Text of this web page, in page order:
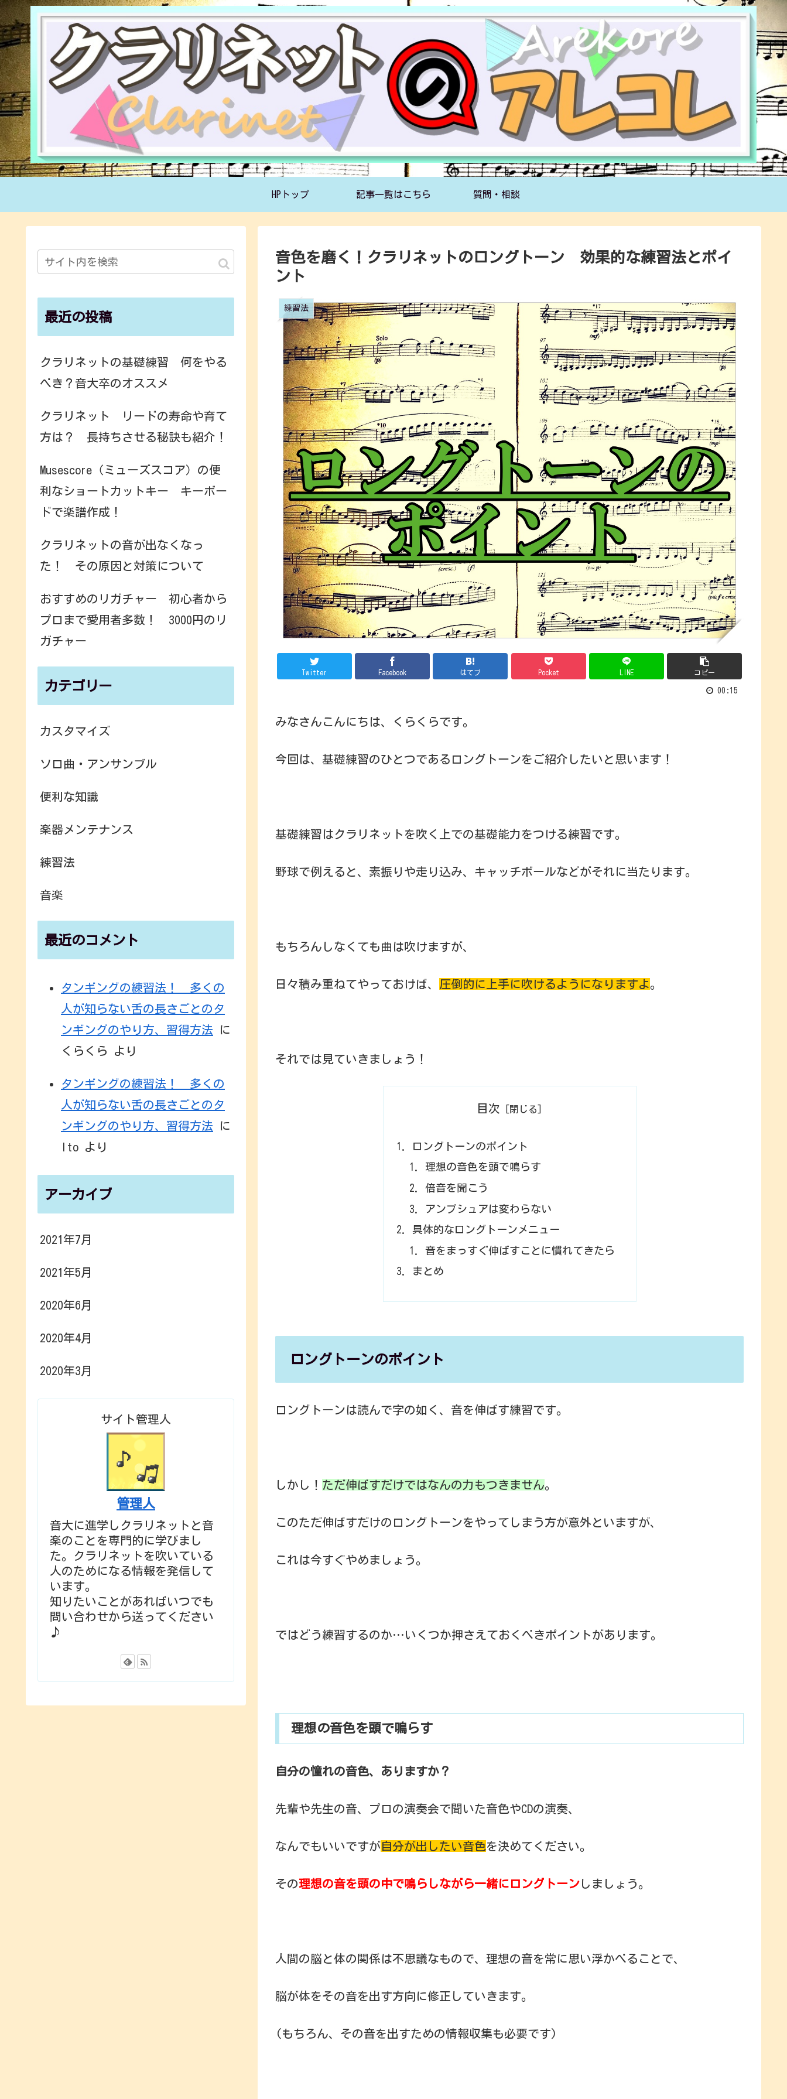
HPトップ 記事一覧はこちら 質問・相談
音色を磨く！クラリネットのロングトーン 効果的な練習法とポイ
ント
練習法
Twitter Facebook はてブ Pocket LINE コピー
00:15
みなさんこんにちは、くらくらです。
今回は、基礎練習のひとつであるロングトーンをご紹介したいと思います！
基礎練習はクラリネットを吹く上での基礎能力をつける練習です。
野球で例えると、素振りや走り込み、キャッチボールなどがそれに当たります。
もちろんしなくても曲は吹けますが、
日々積み重ねてやっておけば、 圧倒的に上手に吹けるようになりますよ 。
それでは見ていきましょう！
目次
ロングトーンのポイント
理想の音色を頭で鳴らす
倍音を聞こう
アンブシュアは変わらない
具体的なロングトーンメニュー
音をまっすぐ伸ばすことに慣れてきたら
まとめ
ロングトーンのポイント
ロングトーンは読んで字の如く、音を伸ばす練習です。
しかし！ ただ伸ばすだけではなんの力もつきません。
このただ伸ばすだけのロングトーンをやってしまう方が意外といますが、
これは今すぐやめましょう。
ではどう練習するのか…いくつか押さえておくべきポイントがあります。
理想の音色を頭で鳴らす
自分の憧れの音色、ありますか？
先輩や先生の音、プロの演奏会で聞いた音色やCDの演奏、
なんでもいいですが自分が出したい音色を決めてください。
その理想の音を頭の中で鳴らしながら一緒にロングトーン しましょう。
人間の脳と体の関係は不思議なもので、理想の音を常に思い浮かべることで、
脳が体をその音を出す方向に修正していきます。
(もちろん、その音を出すための情報収集も必要です)
最近の投稿
クラリネットの基礎練習 何をやる
べき？音大卒のオススメ
クラリネット リードの寿命や育て
方は？ 長持ちさせる秘訣も紹介！
Musescore（ミューズスコア）の便
利なショートカットキー キーボー
ドで楽譜作成！
クラリネットの音が出なくなっ
た！ その原因と対策について
おすすめのリガチャー 初心者から
プロまで愛用者多数！ 3000円のリ
ガチャー
カテゴリー
カスタマイズ
ソロ曲・アンサンブル
便利な知識
楽器メンテナンス
練習法
音楽
最近のコメント
タンギングの練習法！ 多くの
人が知らない舌の長さごとのタ
ンギングのやり方、習得方法 に
くらくら より
タンギングの練習法！ 多くの
人が知らない舌の長さごとのタ
ンギングのやり方、習得方法 に
Ito より
アーカイブ
2021年7月
2021年5月
2020年6月
2020年4月
2020年3月
サイト管理人
管理人
音大に進学しクラリネットと音
楽のことを専門的に学びまし
た。クラリネットを吹いている
人のためになる情報を発信して
います。
知りたいことがあればいつでも
問い合わせから送ってください
♪